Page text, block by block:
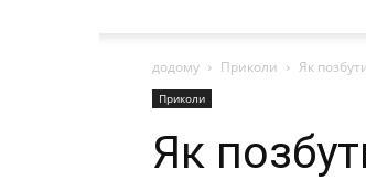
додому Приколи Як
Приколи
Як